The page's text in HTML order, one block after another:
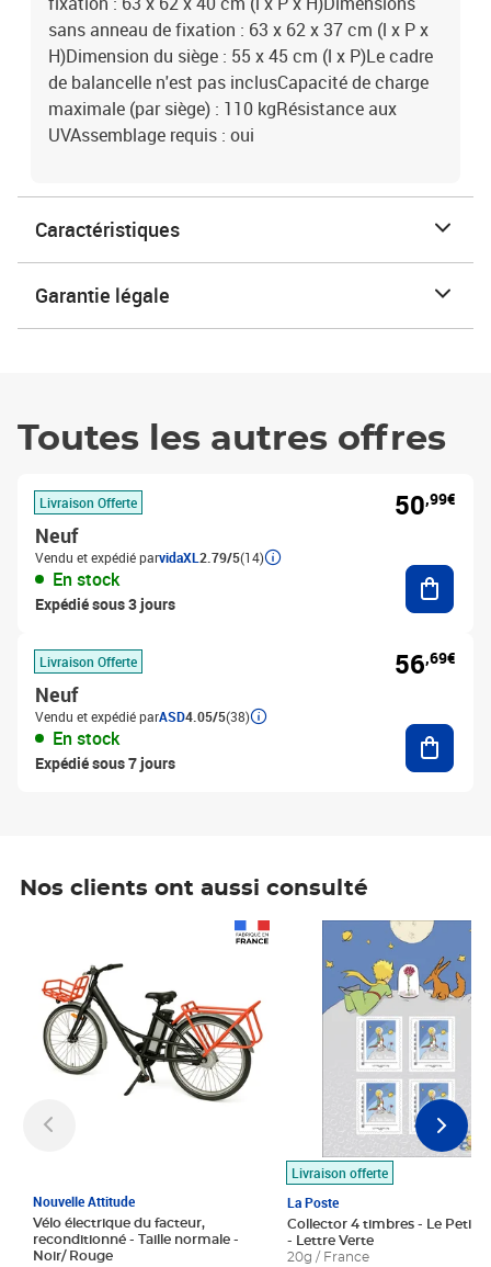
sans anneau de fixation : 63 x 62 x 37 cm (l x P x
H)Dimension du siège : 55 x 45 cm (l x P)Le cadre
de balancelle n'est pas inclusCapacité de charge
maximale (par siège) : 110 kgRésistance aux
UVAssemblage requis : oui
Caractéristiques
Garantie légale
Toutes les autres offres
Livraison Offerte
Neuf
Vendu et expédié parvidaXL 2.79/5(14)
En stock
Expédié sous 3 jours
50,99€
Livraison Offerte
Neuf
Vendu et expédié parASD4.05/5(38)
En stock
Expédié sous 7 jours
56,69€
Nos clients ont aussi consulté
Nouvelle Attitude
Vélo électrique du facteur,
reconditionné - Taille normale -
Noir/ Rouge
Livraison offerte
La Poste
Collector 4 timbres - Le Petit
- Lettre Verte
20g / France
Prix 7,50€